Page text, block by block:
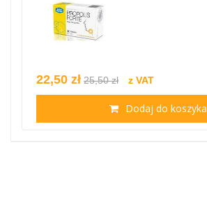
22,50 zł 25,50 zł z VAT
Dodaj do koszyka